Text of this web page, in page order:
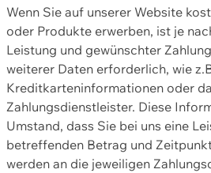
Wenn Sie auf unserer Website
oder Produkte erwerben, ist je
Leistung und gewünschter
weiterer Daten erforderlich, wie
Kreditkarteninformationen oder
Zahlungsdienstleister. Diese
Umstand, dass Sie bei uns eine
betreffenden Betrag und
werden an die jeweiligen